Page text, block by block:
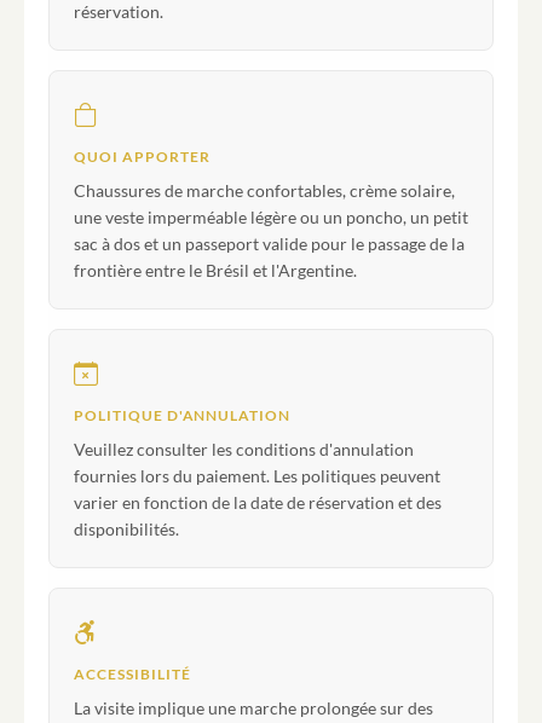
réservation.
QUOI APPORTER
Chaussures de marche confortables, crème solaire,
une veste imperméable légère ou un poncho, un petit
sac à dos et un passeport valide pour le passage de la
frontière entre le Brésil et l'Argentine.
POLITIQUE D'ANNULATION
Veuillez consulter les conditions d'annulation
fournies lors du paiement. Les politiques peuvent
varier en fonction de la date de réservation et des
disponibilités.
ACCESSIBILITÉ
La visite implique une marche prolongée sur des